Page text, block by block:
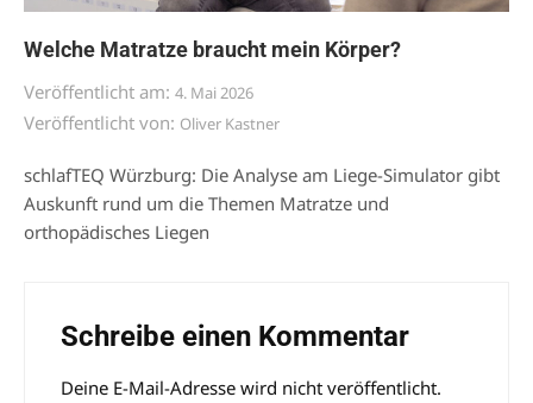
Welche Matratze braucht mein Körper?
Veröffentlicht am: 4. Mai 2026
Veröffentlicht von: Oliver Kastner
schlafTEQ Würzburg: Die Analyse am Liege-Simulator gibt
Auskunft rund um die Themen Matratze und
orthopädisches Liegen
Schreibe einen Kommentar
Deine E-Mail-Adresse wird nicht veröffentlicht.
Alternative: